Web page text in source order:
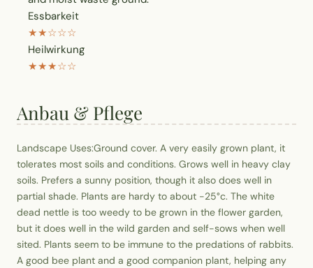
Essbarkeit
★★☆☆☆
Heilwirkung
★★★☆☆
Anbau & Pflege
Landscape Uses:Ground cover. A very easily grown plant, it
tolerates most soils and conditions. Grows well in heavy clay
soils. Prefers a sunny position, though it also does well in
partial shade. Plants are hardy to about -25°c. The white
dead nettle is too weedy to be grown in the flower garden,
but it does well in the wild garden and self-sows when well
sited. Plants seem to be immune to the predations of rabbits.
A good bee plant and a good companion plant, helping any